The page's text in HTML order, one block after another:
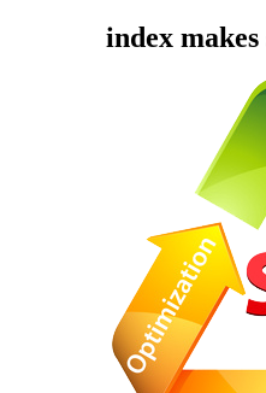
index